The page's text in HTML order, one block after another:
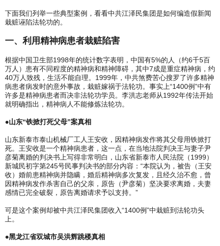
下面我们列举一些典型案例，看看中共江泽民集团是如何编造假新闻
栽赃诬陷法轮功的。
一、利用精神病患者栽赃陷害
根据中国卫生部1998年的统计数字表明，中国有5%的人（约6千5百
万人）患有不同程度的精神病和精神障碍，其中7成是重症精神病，约
40万人致残，生活不能自理。1999年，中共煞费苦心搜罗了许多精神
病患者病发时的意外事故，栽赃嫁祸于法轮功。事实上“1400例”中有
许多是精神病患者而决非法轮功学员。李洪志老师从1992年传法开始
就明确指出，精神病人不能修炼法轮功。
●山东“铁掀打死父母”案真相
山东新泰市泰山机械厂工人王安收，因精神病发作将其父母用铁掀打
死。王安收是一个精神病患者，这一点，在当地法院判决王与妻子尹
彦菊离婚的判决书上写得非常明白，山东省新泰市人民法院（1999）
新城民初字第245号民事判决书的部分内容：“本院认为，被告（王安
收）婚前患精神病并隐瞒，婚后精神病多次复发，且经久治不愈，曾
因精神病发作杀害自己的父亲，原告（尹彦菊）坚决要求离婚，夫妻
感情已完全破裂，原告离婚请求予以支持。”
可是这个案例却被中共江泽民集团收入“1400例”中栽赃到法轮功头
上。
●黑龙江省双城市吴洪辉跳楼真相